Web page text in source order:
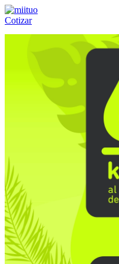
Cotizar
(55) 84-21-05-00